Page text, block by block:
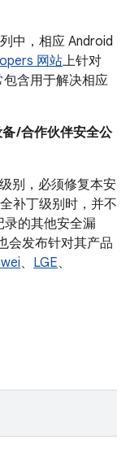
中，相应 Android
网站上针对
含用于解决相应
/合作伙伴安全公
别，必须修复本安
补丁级别时，并不
录的其他安全漏
会发布针对其产品
、 LGE、